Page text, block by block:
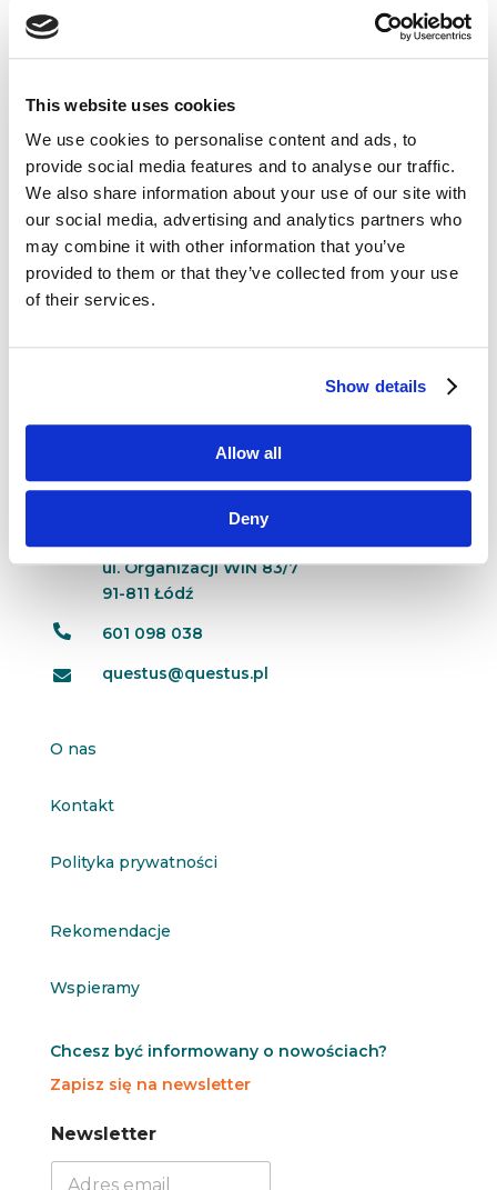
This website uses cookies
We use cookies to personalise content and ads, to
provide social media features and to analyse our traffic.
We also share information about your use of our site with
our social media, advertising and analytics partners who
may combine it with other information that you’ve
provided to them or that they’ve collected from your use
of their services.
Show details
Allow all
Deny
China’s Disruptors – rewolucja po chińsku:
lut 7, 2018 |Artykuły,Innowacje
Chińska republika ludowa pozostaje krajem
bardzo specyficznym – między innymi z uwagi
na swój ustrój polityczny i jego trudną historię.
Chiński rząd, choć już dawno zrezygnował
z centralnego zarządzania gospodarką, wciąż
Dane kontaktowe

questus
ul. Organizacji WiN 83/7
91-811 Łódź
 601 098 038
 questus@questus.pl
O nas
Kontakt
Polityka prywatności
Rekomendacje
Wspieramy
Chcesz być informowany o nowościach?
Zapisz się na newsletter
N
N
Newsletter